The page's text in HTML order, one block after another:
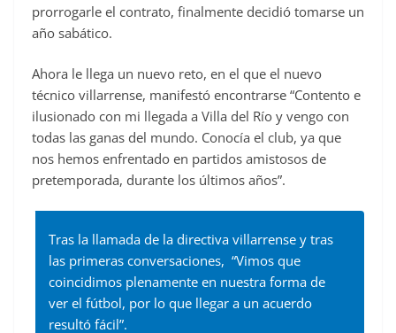
prorrogarle el contrato, finalmente decidió tomarse un
año sabático.
Ahora le llega un nuevo reto, en el que el nuevo
técnico villarrense, manifestó encontrarse “Contento e
ilusionado con mi llegada a Villa del Río y vengo con
todas las ganas del mundo. Conocía el club, ya que
nos hemos enfrentado en partidos amistosos de
pretemporada, durante los últimos años”.
Tras la llamada de la directiva villarrense y tras
las primeras conversaciones, “Vimos que
coincidimos plenamente en nuestra forma de
ver el fútbol, por lo que llegar a un acuerdo
resultó fácil”.